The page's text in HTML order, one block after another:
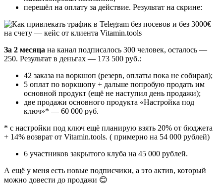
перешёл на оплату за действие. Результат на скрине:
За 2 месяца на канал подписалось 300 человек, осталось —
250. Результат в деньгах — 173 500 руб.:
42 заказа на воркшоп (резерв, оплаты пока не собирал);
5 оплат по воркшопу + дальше попробую продать им
основной продукт (ещё не наступил день продажи);
две продажи основного продукта «Настройка под
ключ»* — 60 000 руб.
* с настройки под ключ ещё планирую взять 20% от бюджета
+ 14% возврат от Vitamin.tools. ( примерно на 54 000 рублей)
6 участников закрытого клуба на 45 000 рублей.
А ещё у меня есть новые подписчики, а это актив, который
можно довести до продажи 😊